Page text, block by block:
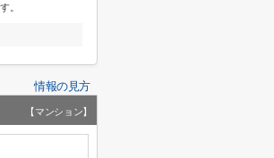
。
情報の見方
【マンション】